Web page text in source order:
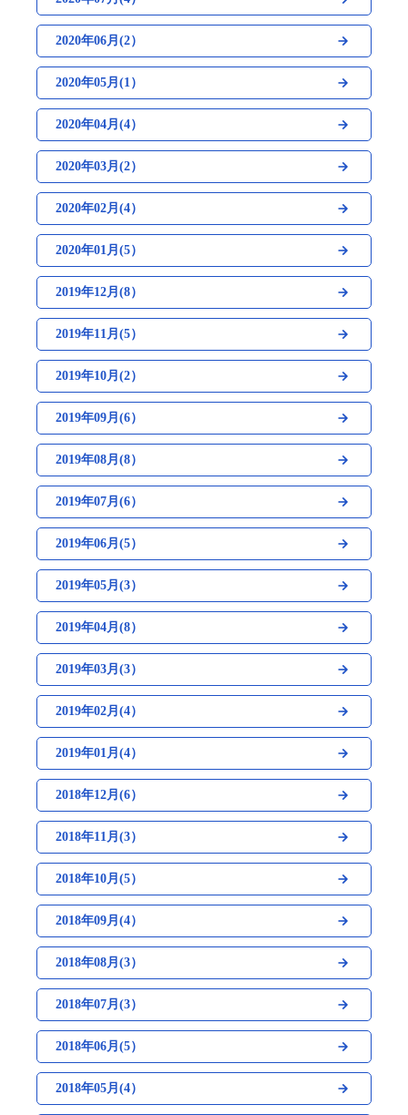
2020年06月(2）
2020年05月(1）
2020年04月(4）
2020年03月(2）
2020年02月(4）
2020年01月(5）
2019年12月(8）
2019年11月(5）
2019年10月(2）
2019年09月(6）
2019年08月(8）
2019年07月(6）
2019年06月(5）
2019年05月(3）
2019年04月(8）
2019年03月(3）
2019年02月(4）
2019年01月(4）
2018年12月(6）
2018年11月(3）
2018年10月(5）
2018年09月(4）
2018年08月(3）
2018年07月(3）
2018年06月(5）
2018年05月(4）